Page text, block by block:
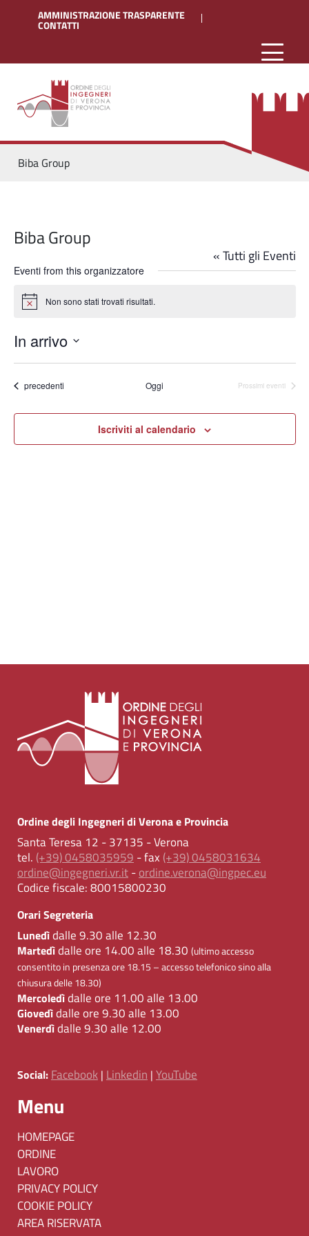
AMMINISTRAZIONE TRASPARENTE
CONTATTI
Biba Group
Biba Group
« Tutti gli Eventi
Eventi from this organizzatore
Notice Non sono stati trovati risultati.
In arrivo
data.
Eventi
precedenti Oggi Prossimi eventi
Iscriviti al calendario
Ordine degli Ingegneri di Verona e Provincia
Santa Teresa 12 - 37135 - Verona
tel. (+39) 0458035959 - fax (+39) 0458031634
ordine@ingegneri.vr.it-ordine.verona@ingpec.eu
Codice fiscale:80015800230
Orari Segreteria
Lunedìdalle 9.30 alle 12.30
Martedìdalle ore 14.00 alle 18.30 (ultimo accesso
consentito in presenza ore 18.15 – accesso telefonico sino alla
chiusura delle 18.30)
Mercoledìdalle ore 11.00 alle 13.00
Giovedìdalle ore 9.30 alle 13.00
Venerdìdalle 9.30 alle 12.00
Social: Facebook | Linkedin | YouTube
Menu
HOMEPAGE
ORDINE
LAVORO
PRIVACY POLICY
COOKIE POLICY
AREA RISERVATA